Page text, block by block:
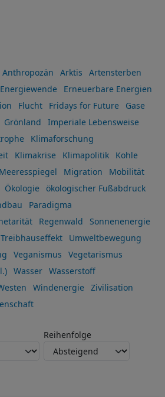
Anthropozän Arktis
Artensterben
Energiewende
Erneuerbare Energien
Flucht Fridays for Future
Gase
Grönland
Imperiale Lebensweise
Klimaforschung
Klimakrise Klimapolitik
Kohle
Meeresspiegel Migration
Mobilität
Ökologie
ökologischer Fußabdruck
Paradigma
Regenwald
Sonnenenergie
Treibhauseffekt
Umweltbewegung
Veganismus
Vegetarismus
Wasser
Wasserstoff
Windenergie
Zivilisation
Reihenfolge